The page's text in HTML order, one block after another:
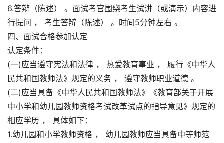
6.答辩（陈述） 。面试考官围绕考生试讲（或演示）内容进
行提问 ， 考生答辩（陈述） 。时间5分钟左右 。
四、面试合格参加认定
认定条件：
(一)应当遵守宪法和法律 ， 热爱教育事业 ， 履行《中华人
民共和国教师法》规定的义务 ， 遵守教师职业道德 。
(二)应当具备《中华人民共和国教师法》《教育部关于开展
中小学和幼儿园教师资格考试改革试点的指导意见》规定的
相应学历 ， 具体如下：
1.幼儿园和小学教师资格 ， 幼儿园教师应当具备中等师范